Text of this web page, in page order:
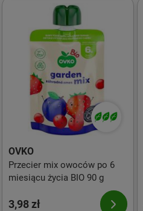
OVKO
Przecier mix owoców po 6
miesiącu życia BIO 90 g
3,98 zł